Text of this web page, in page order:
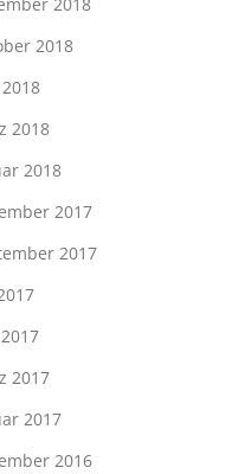
2018
2018
2018
2018
2017
2017
2017
2017
2016